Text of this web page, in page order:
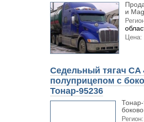
и
Цена:
Седельный тягач
полуприцепом с
Тонар-95236
Регион: